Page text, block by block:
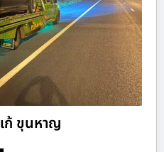
ก้ ขุนหาญ